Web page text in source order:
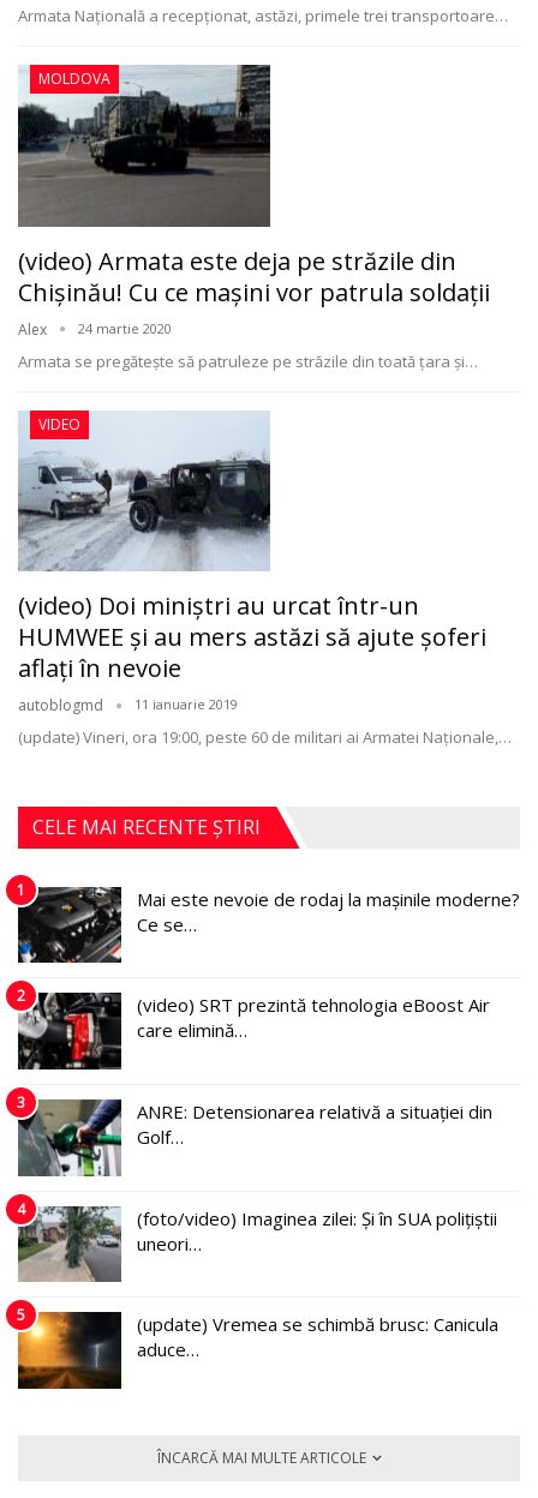
Armata Națională a recepționat, astăzi, primele trei transportoare…
MOLDOVA
(video) Armata este deja pe străzile din
Chișinău! Cu ce mașini vor patrula soldații
Alex 24 martie 2020
Armata se pregătește să patruleze pe străzile din toată țara și…
VIDEO
(video) Doi miniştri au urcat într-un
HUMWEE şi au mers astăzi să ajute şoferi
aflaţi în nevoie
autoblogmd 11 ianuarie 2019
(update) Vineri, ora 19:00, peste 60 de militari ai Armatei Naţionale,…
CELE MAI RECENTE ȘTIRI
1
Mai este nevoie de rodaj la mașinile moderne?
Ce se…
2
(video) SRT prezintă tehnologia eBoost Air
care elimină…
3
ANRE: Detensionarea relativă a situației din
Golf…
4
(foto/video) Imaginea zilei: Și în SUA polițiștii
uneori…
5
(update) Vremea se schimbă brusc: Canicula
aduce…
ÎNCARCĂ MAI MULTE ARTICOLE